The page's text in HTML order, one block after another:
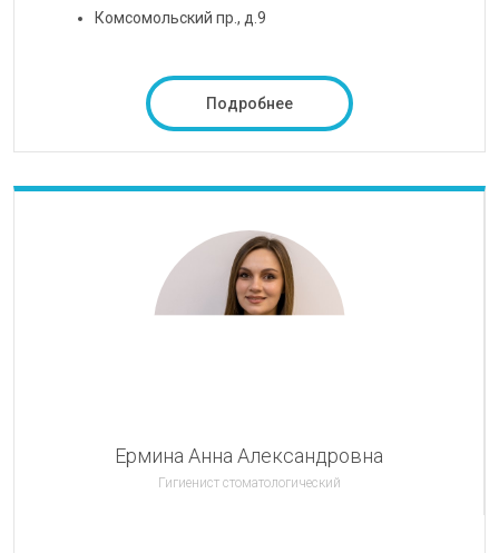
Комсомольский пр., д.9
Подробнее
Ермина Анна Александровна
Гигиенист стоматологический